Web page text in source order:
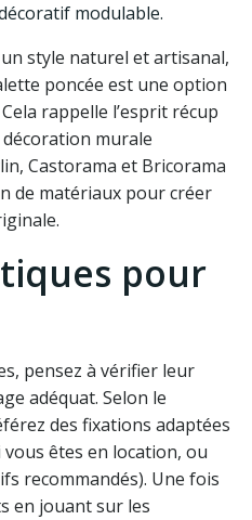
modulable.
style naturel et artisanal,
poncée est une option
rappelle l’esprit récup
murale
Castorama et Bricorama
de matériaux pour créer
pour
pensez à vérifier leur
adéquat. Selon le
des fixations adaptées
êtes en location, ou
recommandés). Une fois
en jouant sur les